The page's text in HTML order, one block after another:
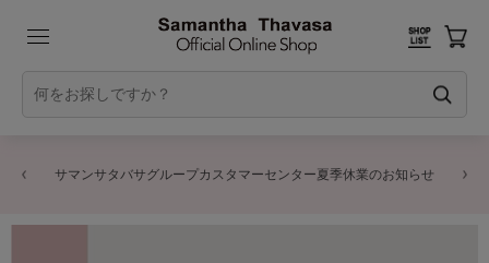
サマンサタバサグループカスタマーセンター夏季休業のお知らせ